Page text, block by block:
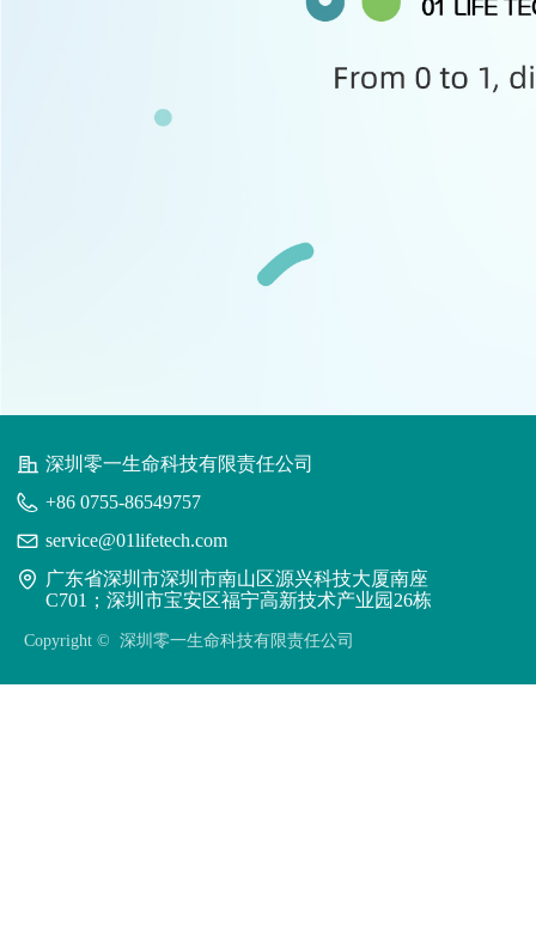
深圳零一生命科技有限责任公司
+86 0755-86549757
service@01lifetech.com
广东省深圳市深圳市南山区源兴科技大厦南座
C701；深圳市宝安区福宁高新技术产业园26栋
Copyright © 深圳零一生命科技有限责任公司